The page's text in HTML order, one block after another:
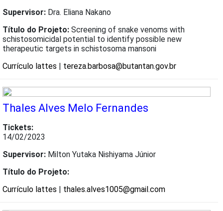
Supervisor: Dra. Eliana Nakano
Título do Projeto: Screening of snake venoms with
schistosomicidal potential to identify possible new
therapeutic targets in schistosoma mansoni
Currículo lattes | tereza.barbosa@butantan.gov.br
Thales Alves Melo Fernandes
Tickets:
14/02/2023
Supervisor: Milton Yutaka Nishiyama Júnior
Título do Projeto:
Currículo lattes | thales.alves1005@gmail.com